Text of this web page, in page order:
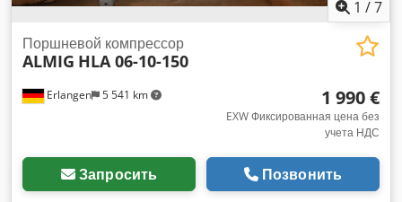
1 /7
Erlangen 5 541 km
Поршневой компрессор
ALMIG HLA 06-10-150
1 990 €
EXW Фиксированная цена без
учета НДС
Запросить Позвонить